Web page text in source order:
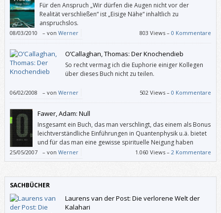
Für den Anspruch „Wir dürfen die Augen nicht vor der
Realität verschließen“ ist „Eisige Nähe“ inhaltlich zu
anspruchslos.
08/03/2010 – von Werner 803 Views –0 Kommentare
O’Callaghan, Thomas: Der Knochendieb
So recht vermag ich die Euphorie einiger Kollegen
über dieses Buch nicht zu teilen.
06/02/2008 – von Werner 502 Views –0 Kommentare
Fawer, Adam: Null
Insgesamt ein Buch, das man verschlingt, das einem als Bonus
leichtverständliche Einführungen in Quantenphysik u.ä. bietet
und für das man eine gewisse spirituelle Neigung haben
sollte, sonst könnte einen der Schluss so irritieren, dass man
den ganzen Roman abwertet. Und das wäre schade.
25/05/2007 – von Werner 1.060 Views –2 Kommentare
SACHBÜCHER
Laurens van der Post: Die verlorene Welt der
Kalahari